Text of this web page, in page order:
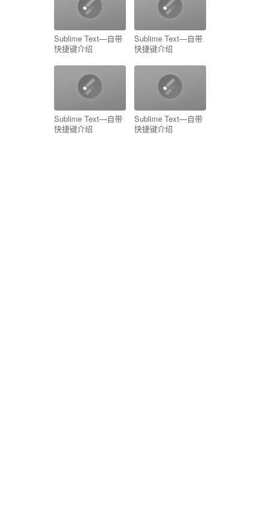
Sublime Text—自带
快捷键介绍
Sublime Text—自带
快捷键介绍
Sublime Text—自带
快捷键介绍
Sublime Text—自带
快捷键介绍